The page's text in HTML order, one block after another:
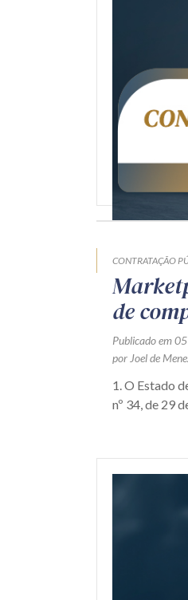
CONTRATAÇÃO
de
Publicado em
por Joel de
1. O Estado
nº 34, de 29